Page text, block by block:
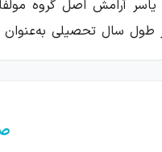
آرامش اصل گروه
طول سال تحصیلی